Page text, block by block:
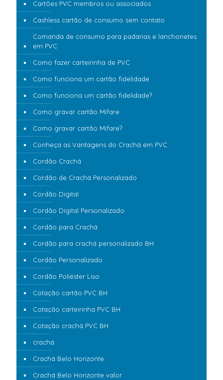
Cartões PVC membros ou associados
Cashless cartão de consumo sem contato
Comanda de consumo para padarias e lanchonetes
em PVC
Como fazer carteirinha de PVC
Como funciona um cartão fidelidade
Como funciona um cartão fidelidade?
Como gravar cartão Mifare
Como gravar cartão Mifare?
Conheça as Vantagens do Crachá em PVC
Cordão Crachá
Cordão de Crachá Personalizado
Cordão Digital
Cordão Digital Personalizado
Cordão para Crachá
Cordão para crachá personalizado BH
Cordão Personalizado
Cordão Poliéster Liso
Cotação cartão PVC BH
Cotação carteirinha PVC BH
Cotação crachá PVC BH
crachá
Crachá Belo Horizonte
Crachá Belo Horizonte valor